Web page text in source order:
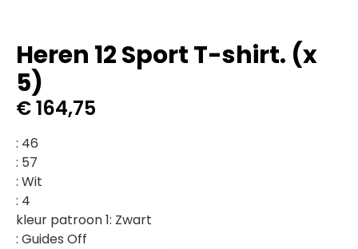
Heren 12 Sport T-shirt. (x
5)
€164,75
: 46
: 57
: Wit
: 4
kleur patroon 1: Zwart
: Guides Off